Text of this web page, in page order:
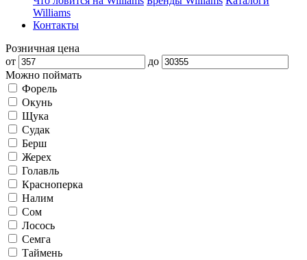
Williams
Контакты
Розничная цена
от
до
Можно поймать
Форель
Окунь
Щука
Судак
Берш
Жерех
Голавль
Красноперка
Налим
Сом
Лосось
Семга
Таймень